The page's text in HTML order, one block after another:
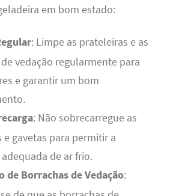
em bom estado:
: Limpe as prateleiras e as
vedação regularmente para
e garantir um bom
: Não sobrecarregue as
e gavetas para permitir a
de ar frio.
de Borrachas de Vedação: